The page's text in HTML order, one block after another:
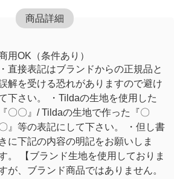
商品詳細
用OK（条件あり）
・直接表記はブランドからの正規品と
解を受ける恐れがありますので避け
下さい。 ・Tildaの生地を使用した
『〇〇』/ Tildaの生地で作った『〇
』等の表記にして下さい。 ・但し書
きに下記の内容の明記をお願いしま
。 【ブランド生地を使用しておりま
が、ブランド商品ではありません。